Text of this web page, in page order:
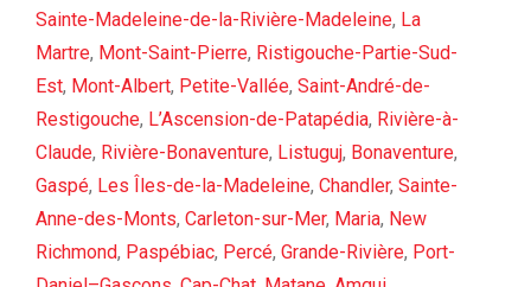
Sainte-Madeleine-de-la-Rivière-Madeleine, La
Martre, Mont-Saint-Pierre, Ristigouche-Partie-Sud-
Est, Mont-Albert, Petite-Vallée, Saint-André-de-
Restigouche, L’Ascension-de-Patapédia, Rivière-à-
Claude, Rivière-Bonaventure, Listuguj, Bonaventure,
Gaspé, Les Îles-de-la-Madeleine, Chandler, Sainte-
Anne-des-Monts, Carleton-sur-Mer, Maria, New
Richmond, Paspébiac, Percé, Grande-Rivière, Port-